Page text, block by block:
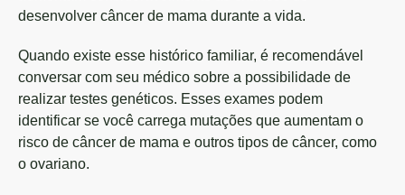
desenvolver câncer de mama durante a vida.
Quando existe esse histórico familiar, é recomendável
conversar com seu médico sobre a possibilidade de
realizar testes genéticos. Esses exames podem
identificar se você carrega mutações que aumentam o
risco de câncer de mama e outros tipos de câncer, como
o ovariano.